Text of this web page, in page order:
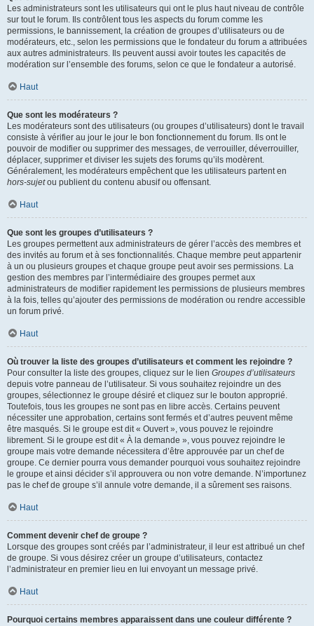
Les administrateurs sont les utilisateurs qui ont le plus haut niveau de contrôle
sur tout le forum. Ils contrôlent tous les aspects du forum comme les
permissions, le bannissement, la création de groupes d’utilisateurs ou de
modérateurs, etc., selon les permissions que le fondateur du forum a attribuées
aux autres administrateurs. Ils peuvent aussi avoir toutes les capacités de
modération sur l’ensemble des forums, selon ce que le fondateur a autorisé.
Haut
Que sont les modérateurs ?
Les modérateurs sont des utilisateurs (ou groupes d’utilisateurs) dont le travail
consiste à vérifier au jour le jour le bon fonctionnement du forum. Ils ont le
pouvoir de modifier ou supprimer des messages, de verrouiller, déverrouiller,
déplacer, supprimer et diviser les sujets des forums qu’ils modèrent.
Généralement, les modérateurs empêchent que les utilisateurs partent en
hors-sujetou publient du contenu abusif ou offensant.
Haut
Que sont les groupes d’utilisateurs ?
Les groupes permettent aux administrateurs de gérer l’accès des membres et
des invités au forum et à ses fonctionnalités. Chaque membre peut appartenir
à un ou plusieurs groupes et chaque groupe peut avoir ses permissions. La
gestion des membres par l’intermédiaire des groupes permet aux
administrateurs de modifier rapidement les permissions de plusieurs membres
à la fois, telles qu’ajouter des permissions de modération ou rendre accessible
un forum privé.
Haut
Où trouver la liste des groupes d’utilisateurs et comment les rejoindre ?
Pour consulter la liste des groupes, cliquez sur le lien Groupes d’utilisateurs
depuis votre panneau de l’utilisateur. Si vous souhaitez rejoindre un des
groupes, sélectionnez le groupe désiré et cliquez sur le bouton approprié.
Toutefois, tous les groupes ne sont pas en libre accès. Certains peuvent
nécessiter une approbation, certains sont fermés et d’autres peuvent même
être masqués. Si le groupe est dit « Ouvert », vous pouvez le rejoindre
librement. Si le groupe est dit « À la demande », vous pouvez rejoindre le
groupe mais votre demande nécessitera d’être approuvée par un chef de
groupe. Ce dernier pourra vous demander pourquoi vous souhaitez rejoindre
le groupe et ainsi décider s’il approuvera ou non votre demande. N’importunez
pas le chef de groupe s’il annule votre demande, il a sûrement ses raisons.
Haut
Comment devenir chef de groupe ?
Lorsque des groupes sont créés par l’administrateur, il leur est attribué un chef
de groupe. Si vous désirez créer un groupe d’utilisateurs, contactez
l’administrateur en premier lieu en lui envoyant un message privé.
Haut
Pourquoi certains membres apparaissent dans une couleur différente ?